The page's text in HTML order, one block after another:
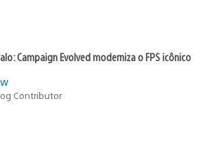
Campaign Evolved moderniza o FPS icônico
Contributor